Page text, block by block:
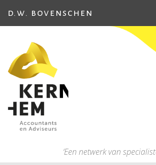
d.w. bovenschen
‘Een netwerk van